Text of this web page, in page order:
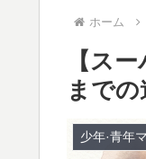
ホーム
【ス
まで
少年·青年